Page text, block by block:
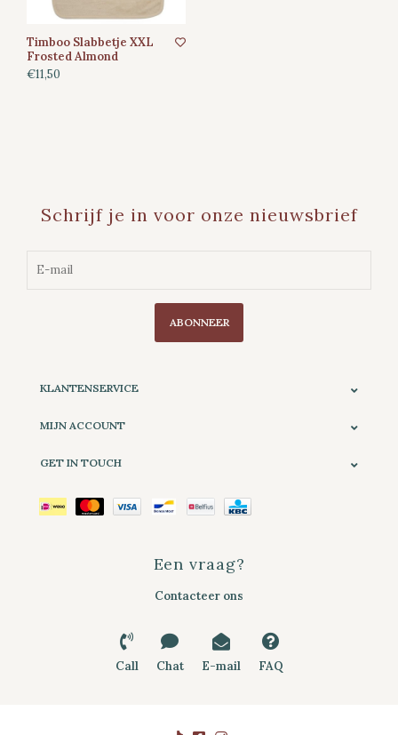
Timboo Slabbetje XXL
Frosted Almond
€11,50
Schrijf je in voor onze nieuwsbrief
ABONNEER
KLANTENSERVICE
MIJN ACCOUNT
GET IN TOUCH
Een vraag?
Contacteer ons
Call Chat E-mail FAQ